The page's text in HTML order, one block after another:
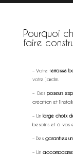
Pourquoi
faire
– Votre terrasse
votre jardin.
– Des poseurs
création et
– Un large choix
besoins et à vos
– Des garanties
– Un